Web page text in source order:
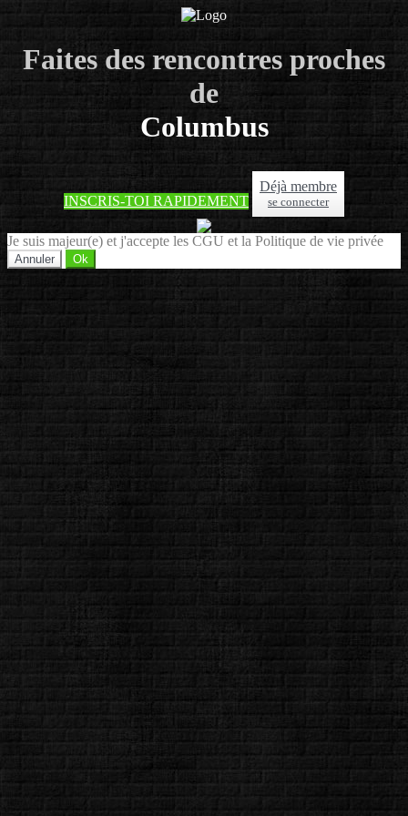
Faites des rencontres proches
de
Columbus
INSCRIS-TOI RAPIDEMENT
Déjà membre
se connecter
Je suis majeur(e) et j'accepte les CGU et la Politique de vie privée
Annuler Ok